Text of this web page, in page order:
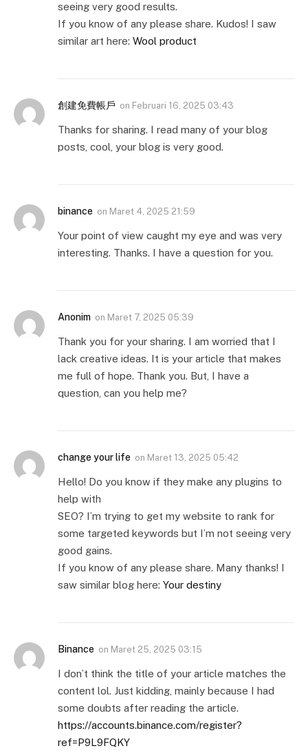
seeing very good results.
If you know of any please share. Kudos! I saw
similar art here: Wool product
創建免費帳戶 on Februari 16, 2025 03:43
Thanks for sharing. I read many of your blog
posts, cool, your blog is very good.
binance on Maret 4, 2025 21:59
Your point of view caught my eye and was very
interesting. Thanks. I have a question for you.
Anonim on Maret 7, 2025 05:39
Thank you for your sharing. I am worried that I
lack creative ideas. It is your article that makes
me full of hope. Thank you. But, I have a
question, can you help me?
change your life on Maret 13, 2025 05:42
Hello! Do you know if they make any plugins to
help with
SEO? I’m trying to get my website to rank for
some targeted keywords but I’m not seeing very
good gains.
If you know of any please share. Many thanks! I
saw similar blog here: Your destiny
Binance on Maret 25, 2025 03:15
I don’t think the title of your article matches the
content lol. Just kidding, mainly because I had
some doubts after reading the article.
https://accounts.binance.com/register?
ref=P9L9FQKY